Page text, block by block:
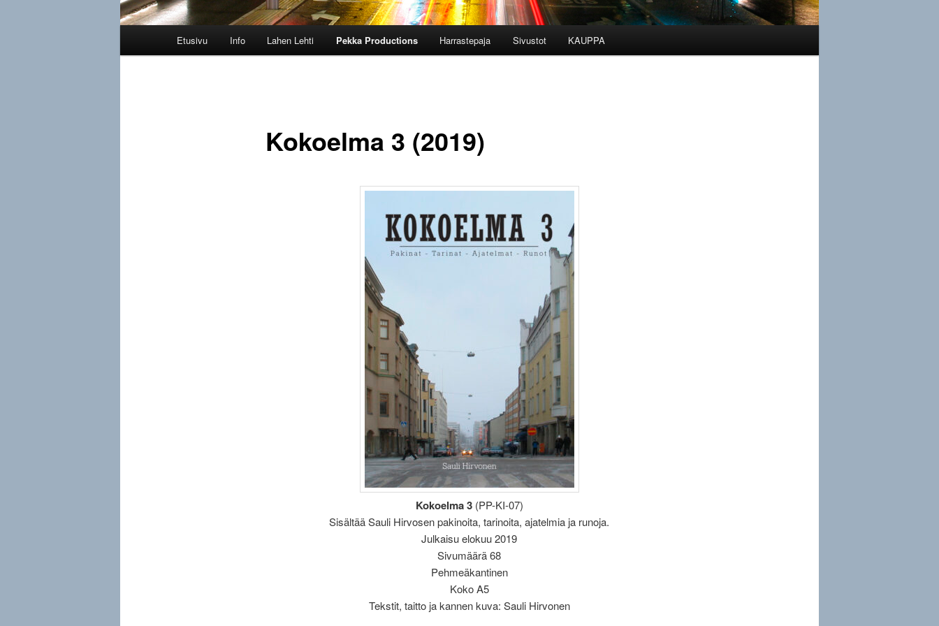
Etusivu Info Lahen Lehti Pekka Productions Harrastepaja Sivustot KAUPPA
Kokoelma 3 (2019)
Kokoelma 3(PP-KI-07)
Sisältää Sauli Hirvosen pakinoita, tarinoita, ajatelmia ja runoja.
Julkaisu elokuu 2019
Sivumäärä 68
Pehmeäkantinen
Koko A5
Tekstit, taitto ja kannen kuva: Sauli Hirvonen